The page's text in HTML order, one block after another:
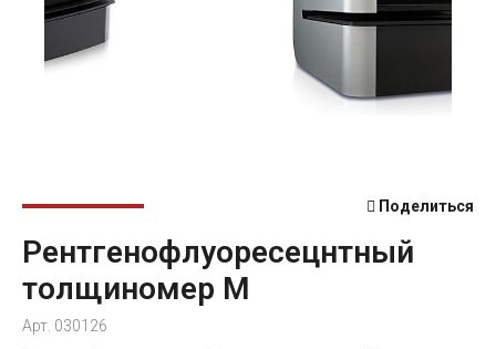
Поделиться
Рентгенофлуоресецнтный
толщиномер M
Арт. 030126